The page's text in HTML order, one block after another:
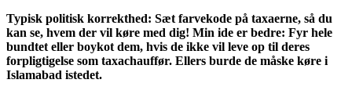
Typisk politisk korrekthed: Sæt farvekode på taxaerne, så du
kan se, hvem der vil køre med dig! Min ide er bedre: Fyr hele
bundtet eller boykot dem, hvis de ikke vil leve op til deres
forpligtigelse som taxachauffør. Ellers burde de måske køre i
Islamabad istedet.